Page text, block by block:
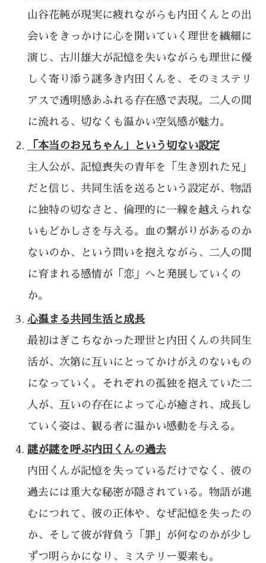
山谷花純が現実に疲れながらも内田くんとの出
会いをきっかけに心を開いていく理世を繊細に
演じ、古川雄大が記憶を失いながらも理世に優
しく寄り添う謎多き内田くんを、そのミステリ
アスで透明感あふれる存在感で表現。二人の間
に流れる、切なくも温かい空気感が魅力。
「本当のお兄ちゃん」という切ない設定
主人公が、記憶喪失の青年を「生き別れた兄」
だと信じ、共同生活を送るという設定が、物語
に独特の切なさと、倫理的に一線を越えられな
いもどかしさを与える。血の繋がりがあるのか
ないのか、という問いを抱えながら、二人の間
に育まれる感情が「恋」へと発展していくの
か。
心温まる共同生活と成長
最初はぎこちなかった理世と内田くんの共同生
活が、次第に互いにとってかけがえのないもの
になっていく。それぞれの孤独を抱えていた二
人が、互いの存在によって心が癒され、成長し
ていく姿は、観る者に温かい感動を与える。
謎が謎を呼ぶ内田くんの過去
内田くんが記憶を失っているだけでなく、彼の
過去には重大な秘密が隠されている。物語が進
むにつれて、彼の正体や、なぜ記憶を失ったの
か、そして彼が背負う「罪」が何なのかが少し
ずつ明らかになり、ミステリー要素も。